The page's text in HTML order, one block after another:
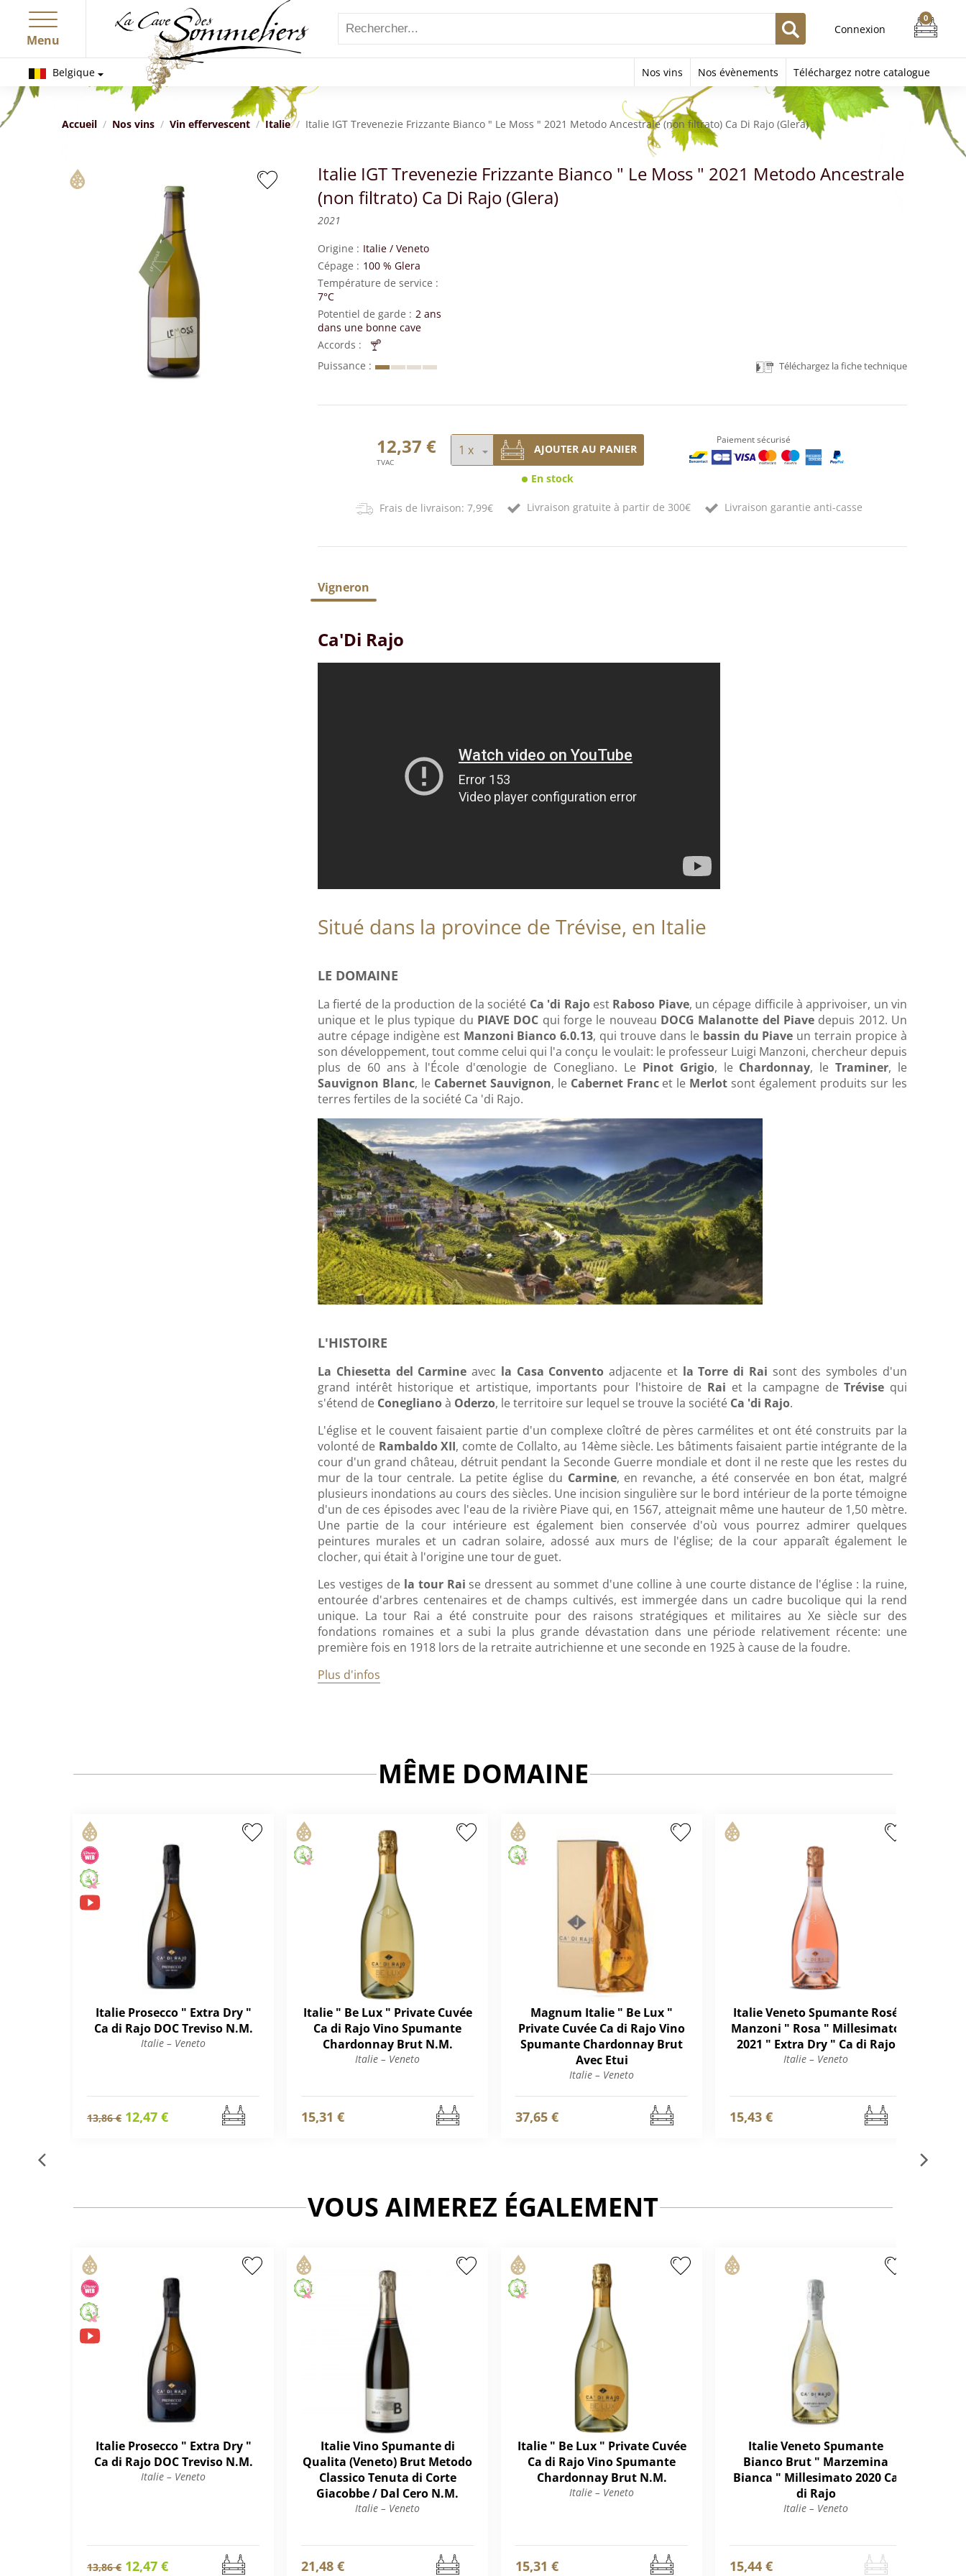
Connexion
Menu
Belgique Nos vins Nos évènements Téléchargez notre catalogue
Accueil Nos vins Vin effervescent Italie Italie IGT Trevenezie Frizzante Bianco " Le Moss " 2021 Metodo Ancestrale (non filtrato) Ca Di Rajo (Glera)
Italie IGT Trevenezie Frizzante Bianco " Le Moss " 2021 Metodo Ancestrale
(non filtrato) Ca Di Rajo (Glera)
2021
Origine Italie / Veneto
Cépage
100 % Glera
Température de service
7°C
Potentiel de garde
2 ans
dans une bonne cave
Accords
Puissance
Téléchargez la fiche technique
12,37 €
TVAC
AJOUTER AU PANIER
En stock
Paiement sécurisé
Frais de livraison: 7,99€ Livraison gratuite à partir de 300€ Livraison garantie anti-casse
Vigneron
Ca'Di Rajo
Situé dans la province de Trévise, en Italie
LE DOMAINE
La fierté de la production de la société Ca 'di Rajoest Raboso Piave, un cépage difficile à apprivoiser, un vin
unique et le plus typique du PIAVE DOC qui forge le nouveau DOCG Malanotte del Piave depuis 2012. Un
autre cépage indigène est Manzoni Bianco 6.0.13, qui trouve dans le bassin du Piave un terrain propice à
son développement, tout comme celui qui l'a conçu le voulait: le professeur Luigi Manzoni, chercheur depuis
plus de 60 ans à l'École d'œnologie de Conegliano. Le Pinot Grigio, le Chardonnay, leTraminer, le
Sauvignon Blanc, le Cabernet Sauvignon, le Cabernet Francet le Merlot sont également produits sur les
terres fertiles de la société Ca 'di Rajo.
L'HISTOIRE
La Chiesetta del Carmine avec la Casa Convento adjacente etla Torre di Rai sont des symboles d'un
grand intérêt historique et artistique, importants pour l'histoire de Rai et la campagne deTrévise qui
s'étend de Coneglianoà Oderzo, le territoire sur lequel se trouve la société Ca 'di Rajo.
L'église et le couvent faisaient partie d'un complexe cloîtré de pères carmélites et ont été construits par la
volonté de Rambaldo XII, comte de Collalto, au 14ème siècle. Les bâtiments faisaient partie intégrante de la
cour d'un grand château, détruit pendant la Seconde Guerre mondiale et dont il ne reste que les restes du
mur de la tour centrale. La petite église du Carmine, en revanche, a été conservée en bon état, malgré
plusieurs inondations au cours des siècles. Une incision singulière sur le bord intérieur de la porte témoigne
d'un de ces épisodes avec l'eau de la rivière Piave qui, en 1567, atteignait même une hauteur de 1,50 mètre.
Une partie de la cour intérieure est également bien conservée d'où vous pourrez admirer quelques
peintures murales et un cadran solaire, adossé aux murs de l'église; de la cour apparaît également le
clocher, qui était à l'origine une tour de guet.
Les vestiges de la tour Rai se dressent au sommet d'une colline à une courte distance de l'église : la ruine,
entourée d'arbres centenaires et de champs cultivés, est immergée dans un cadre bucolique qui la rend
unique. La tour Rai a été construite pour des raisons stratégiques et militaires au Xe siècle sur des
fondations romaines et a subi la plus grande dévastation dans une période relativement récente: une
première fois en 1918 lors de la retraite autrichienne et une seconde en 1925 à cause de la foudre.
Plus d'infos
MÊME DOMAINE
Italie Prosecco " Extra Dry "
Ca di Rajo DOC Treviso N.M.
Italie – Veneto
13,86 € 12,47 €
Italie " Be Lux " Private Cuvée
Ca di Rajo Vino Spumante
Chardonnay Brut N.M.
Italie – Veneto
15,31 €
Magnum Italie " Be Lux "
Private Cuvée Ca di Rajo Vino
Spumante Chardonnay Brut
Avec Etui
Italie – Veneto
37,65 €
Italie Veneto Spumante Rosé
Manzoni " Rosa " Millesimato
2021 " Extra Dry " Ca di Rajo
Italie – Veneto
15,43 €
VOUS AIMEREZ ÉGALEMENT
Italie Prosecco " Extra Dry "
Ca di Rajo DOC Treviso N.M.
Italie – Veneto
13,86 € 12,47 €
Italie Vino Spumante di
Qualita (Veneto) Brut Metodo
Classico Tenuta di Corte
Giacobbe / Dal Cero N.M.
Italie – Veneto
21,48 €
Italie " Be Lux " Private Cuvée
Ca di Rajo Vino Spumante
Chardonnay Brut N.M.
Italie – Veneto
15,31 €
Italie Veneto Spumante
Bianco Brut " Marzemina
Bianca " Millesimato 2020 Ca
di Rajo
Italie – Veneto
15,44 €